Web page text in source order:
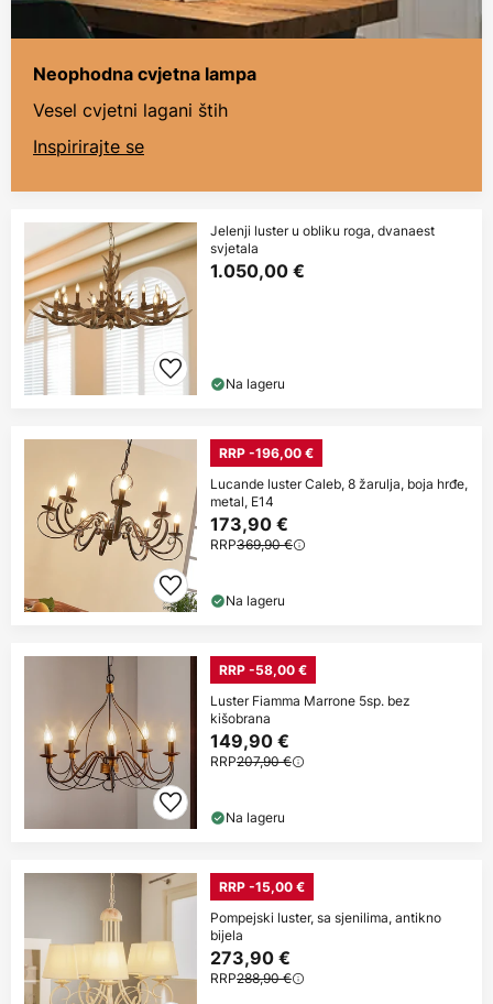
Neophodna cvjetna lampa
Vesel cvjetni lagani štih
Inspirirajte se
Jelenji luster u obliku roga, dvanaest
svjetala
1.050,00 €
Na lageru
RRP -196,00 €
Lucande luster Caleb, 8 žarulja, boja hrđe,
metal, E14
173,90 €
RRP369,90 €
Na lageru
RRP -58,00 €
Luster Fiamma Marrone 5sp. bez
kišobrana
149,90 €
RRP207,90 €
Na lageru
RRP -15,00 €
Pompejski luster, sa sjenilima, antikno
bijela
273,90 €
RRP288,90 €